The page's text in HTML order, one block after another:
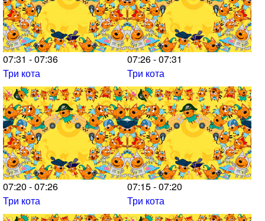
07:31 - 07:36
Три кота
07:26 - 07:31
Три кота
07:20 - 07:26
Три кота
07:15 - 07:20
Три кота